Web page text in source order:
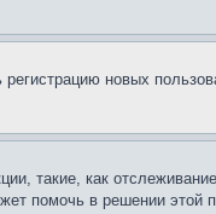
новых
такие, как
помочь в решении этой